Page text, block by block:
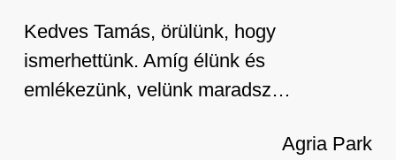
Kedves Tamás, örülünk, hogy
ismerhettünk. Amíg élünk és
emlékezünk, velünk maradsz…
Agria Park